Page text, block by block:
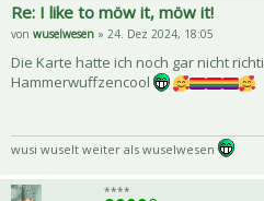
Re: I like to möw it, möw it!
von wuselwesen » 24. Dez 2024, 18:05
Die Karte hatte ich noch gar nicht
Hammerwuffzencool
wusi wuselt weiter als wuselwesen
****